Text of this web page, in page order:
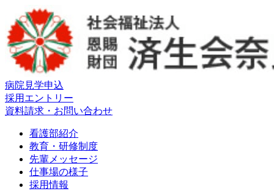
病院見学申込
採用エントリー
資料請求・お問い合わせ
看護部紹介
教育・研修制度
先輩メッセージ
仕事場の様子
採用情報